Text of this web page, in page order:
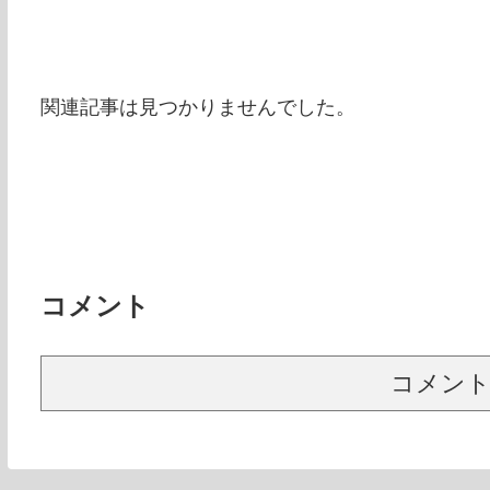
関連記事は見つかりませんでした。
コメント
コメン